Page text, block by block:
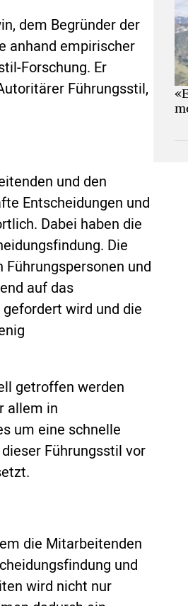
dem Begründer der
anhand empirischer
Forschung. Er
Führungsstil,
und den
Entscheidungen und
Dabei haben die
Die
und
auf das
wird und die
getroffen werden
allem in
um eine schnelle
Führungsstil vor
die Mitarbeitenden
und
wird nicht nur